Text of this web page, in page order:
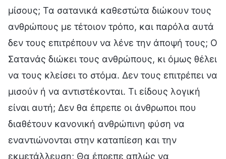
μίσους; Τα σατανικά καθεστώτα διώκουν τους
ανθρώπους με τέτοιον τρόπο, και παρόλα αυτά
δεν τους επιτρέπουν να λένε την άποψή τους; Ο
Σατανάς διώκει τους ανθρώπους, κι όμως θέλει
να τους κλείσει το στόμα. Δεν τους επιτρέπει να
μισούν ή να αντιστέκονται. Τι είδους λογική
είναι αυτή; Δεν θα έπρεπε οι άνθρωποι που
διαθέτουν κανονική ανθρώπινη φύση να
εναντιώνονται στην καταπίεση και την
εκμετάλλευση; Θα έπρεπε απλώς να